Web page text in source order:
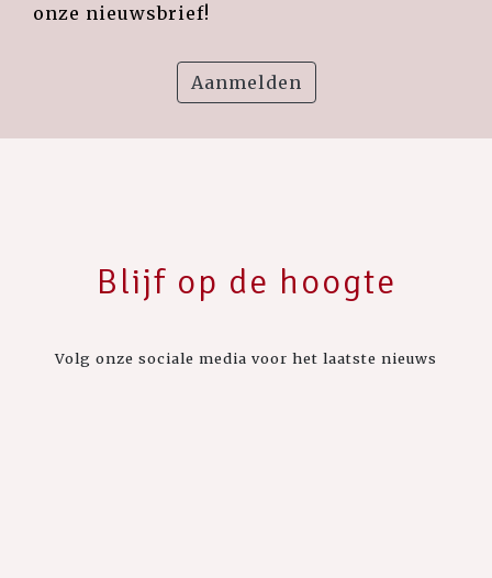
onze nieuwsbrief!
Aanmelden
Blijf op de hoogte
Volg onze sociale media voor het laatste nieuws